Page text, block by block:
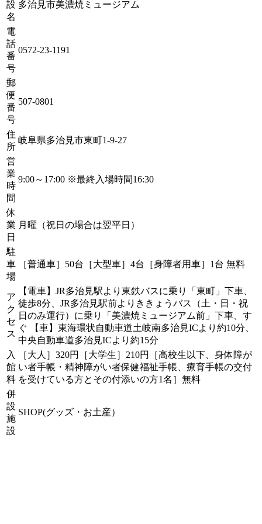
設
名
多治見市美濃焼ミュージアム
電
話
番
号
0572-23-1191
郵
便
番
号
507-0801
住
所
岐阜県多治見市東町1-9-27
営
業
時
間
9:00～17:00 ※最終入場時間16:30
休
業
日
月曜（祝日の場合は翌平日）
駐
車
場
［普通車］50台［大型車］4台［身障者用車］1台 無料
ア
ク
セ
ス
【電車】JR多治見駅より東鉄バスに乗り「東町」下車、
徒歩8分、JR多治見駅前よりききょうバス（土・日・祝
日のみ運行）に乗り「美濃焼ミュージアム前」下車、す
ぐ 【車】東海環状自動車道土岐南多治見ICより約10分、
中央自動車道多治見ICより約15分
入
館
料
［大人］320円［大学生］210円［高校生以下、身体障が
い者手帳・精神障がい者保健福祉手帳、療育手帳の交付
を受けている方とその付添いの方1名］無料
併
設
施
設
SHOP(グッズ・お土産）